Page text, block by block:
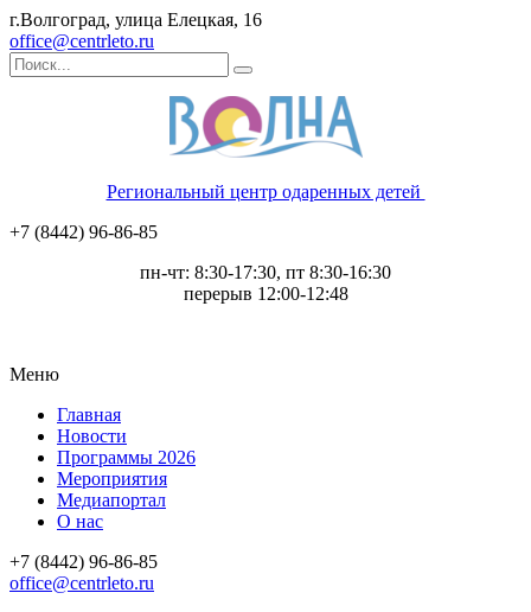
г.Волгоград, улица Елецкая, 16
office@centrleto.ru
Региональный центр одаренных детей
+7 (8442) 96-86-85
пн-чт: 8:30-17:30, пт 8:30-16:30
перерыв 12:00-12:48
Меню
Главная
Новости
Программы 2026
Мероприятия
Медиапортал
О нас
+7 (8442) 96-86-85
office@centrleto.ru